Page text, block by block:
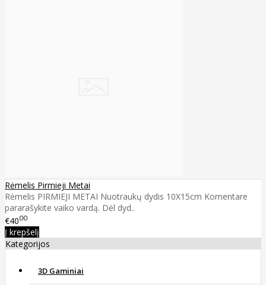
Rėmelis Pirmieji Metai
Rėmelis PIRMIEJI METAI Nuotraukų dydis 10X15cm Komentare
pararašykite vaiko vardą. Dėl dyd..
€4000
Į krepšelį
Kategorijos
3D Gaminiai